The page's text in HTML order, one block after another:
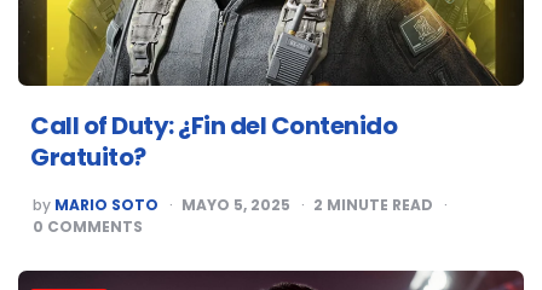
Call of Duty: ¿Fin del Contenido
Gratuito?
POSTED
BY
by MARIO SOTO MAYO 5, 2025 2 MINUTE READ
0 COMMENTS